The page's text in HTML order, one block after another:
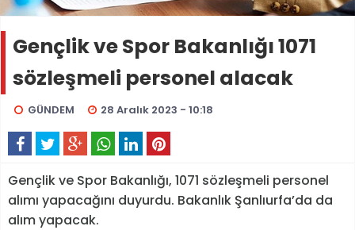
Gençlik ve Spor Bakanlığı 1071
sözleşmeli personel alacak
GÜNDEM 28 Aralık 2023 - 10:18
Gençlik ve Spor Bakanlığı, 1071 sözleşmeli personel
alımı yapacağını duyurdu. Bakanlık Şanlıurfa’da da
alım yapacak.